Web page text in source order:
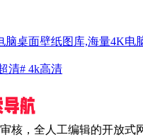
脑桌面壁纸图库,海量4K电
清# 4k高清
核，全人工编辑的开放式